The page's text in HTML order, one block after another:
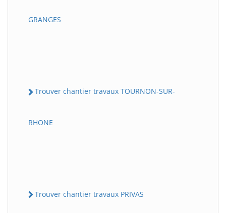
GRANGES
Trouver chantier travaux TOURNON-SUR-
RHONE
Trouver chantier travaux PRIVAS